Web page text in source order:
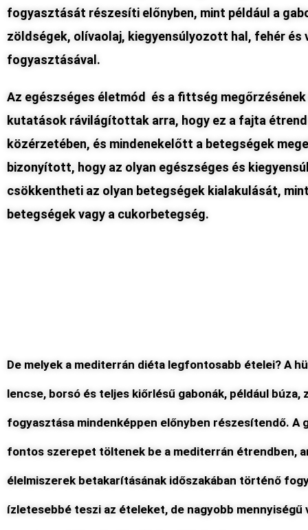
fogyasztását részesíti előnyben, mint például a
zöldségek, olívaolaj, kiegyensúlyozott hal, fehér
fogyasztásával.
Az egészséges életmód és a fittség
kutatások rávilágítottak arra, hogy ez a fajta
közérzetében, és mindenekelőtt a betegségek
bizonyított, hogy az olyan egészséges és
csökkentheti az olyan betegségek kialakulását,
betegségek vagy a cukorbetegség.
De melyek a mediterrán diéta legfontosabb ételei? A
lencse, borsó és teljes kiőrlésű gabonák, például búza,
fogyasztása mindenképpen előnyben részesítendő. A
fontos szerepet töltenek be a mediterrán étrendben,
élelmiszerek betakarításának időszakában történő
ízletesebbé teszi az ételeket, de nagyobb